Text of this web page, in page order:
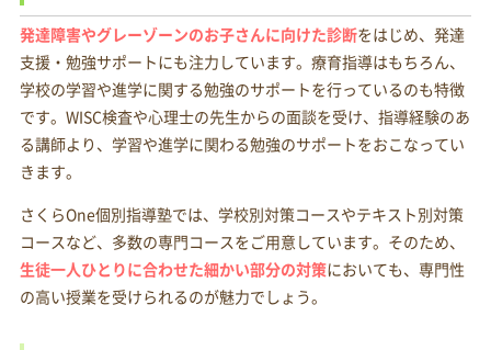
発達障害やグレーゾーンのお子さんに向けた診断をはじめ、発達
支援・勉強サポートにも注力しています。療育指導はもちろん、
学校の学習や進学に関する勉強のサポートを行っているのも特徴
です。WISC検査や心理士の先生からの面談を受け、指導経験のあ
る講師より、学習や進学に関わる勉強のサポートをおこなってい
きます。
さくらOne個別指導塾では、学校別対策コースやテキスト別対策
コースなど、多数の専門コースをご用意しています。そのため、
生徒一人ひとりに合わせた細かい部分の対策においても、専門性
の高い授業を受けられるのが魅力でしょう。